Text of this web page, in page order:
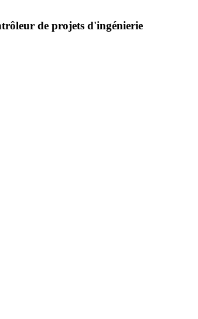
de projets d'ingénierie